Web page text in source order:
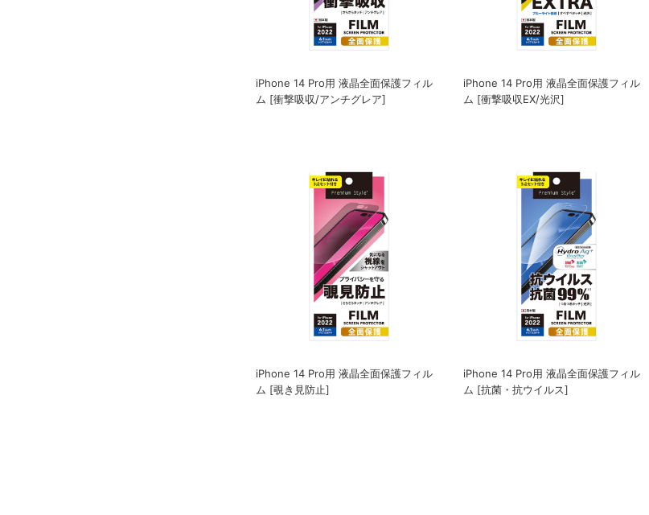
iPhone 14 Pro用 液晶全面保護フィル
ム [衝撃吸収/アンチグレア]
iPhone 14 Pro用 液晶全面保護フィル
ム [衝撃吸収EX/光沢]
iPhone 14 Pro用 液晶全面保護フィル
ム [覗き見防止]
iPhone 14 Pro用 液晶全面保護フィル
ム [抗菌・抗ウイルス]